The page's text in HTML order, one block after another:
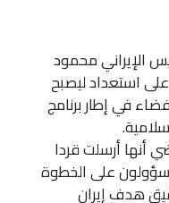
الإيراني محمود
استعداد ليصبح
في إطار برنامج
أنها أرسلت قردا
على الخطوة
هدف إيران